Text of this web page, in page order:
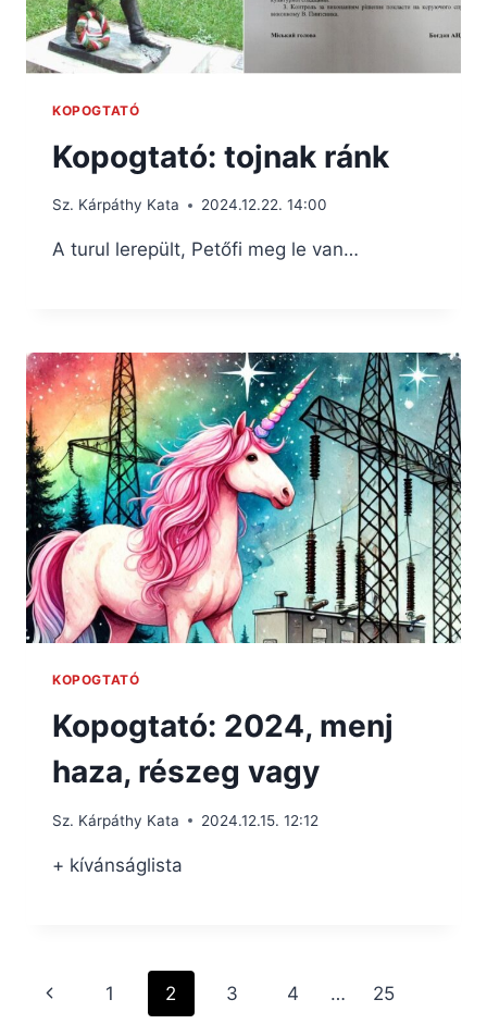
KOPOGTATÓ
Kopogtató: tojnak ránk
Sz. Kárpáthy Kata 2024.12.22. 14:00
A turul lerepült, Petőfi meg le van…
KOPOGTATÓ
Kopogtató: 2024, menj
haza, részeg vagy
Sz. Kárpáthy Kata 2024.12.15. 12:12
+ kívánságlista
Page
Previous
1 2 3 4 … 25